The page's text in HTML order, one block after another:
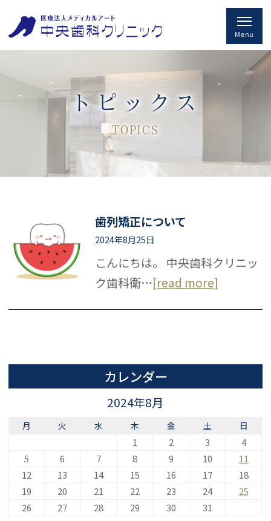
トピックス
TOPICS
歯列矯正について
2024年8月25日
こんにちは。 中央歯科クリニッ
ク歯科衛…[read more]
カレンダー
2024年8月
月 火 水 木 金 土 日
1 2 3
4
5
6 7 8 9 10
11
12
13 14 15 16 17
18
19
20 21 22 23 24
25
26
27 28 29 30 31